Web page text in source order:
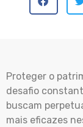
Proteger o
desafio
buscam
mais eficazes